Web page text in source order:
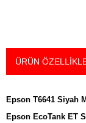
ÜRÜN
Epson T6641 Siyah
Epson EcoTank ET